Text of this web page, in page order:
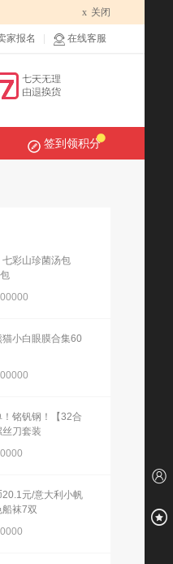
x 关闭
家报名 在线客服
签到领积分
七彩山珍菌汤包
猫小白眼膜合集60
！铭钒钢！【32合
刀套装
20.1元/意大利小帆
船袜7双